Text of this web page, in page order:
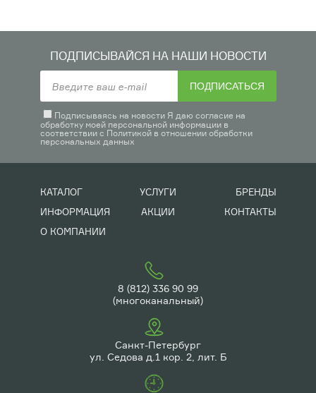
ПОДПИСЫВАЙСЯ НА НАШИ НОВОСТИ
ПОДПИСАТЬСЯ
Подписываясь на новости Я даю согласие на
обработку моей персональной информации в
соответствии с Политикой в отношении обработки
персональных данных
КАТАЛОГ УСЛУГИ
БРЕНДЫ
ИНФОРМАЦИЯ
АКЦИИ
КОНТАКТЫ
О КОМПАНИИ
8 (812) 336 90 99
(многоканальный)
Санкт-Петербург
ул. Седова д.1 кор. 2, лит. Б